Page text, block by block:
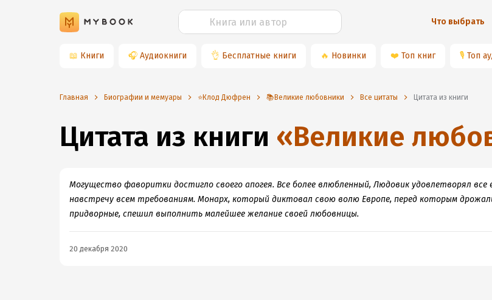
Что выбрать
📖 Книги 🎧 Аудиокниги 👌 Бесплатные книги 🔥 Новинки ❤️ Топ книг 🎙 Топ
Главная Биографии и мемуары ⭐️Клод Дюфрен 📚Великие любовники Все цитаты Цитата из книги
Цитата из книги «Великие
Могущество фаворитки достигло своего апогея. Все более влюбленный, Людовик удовлетворял все
навстречу всем требованиям. Монарх, который диктовал свою волю Европе, перед которым
придворные, спешил выполнить малейшее желание своей любовницы.
20 декабря 2020